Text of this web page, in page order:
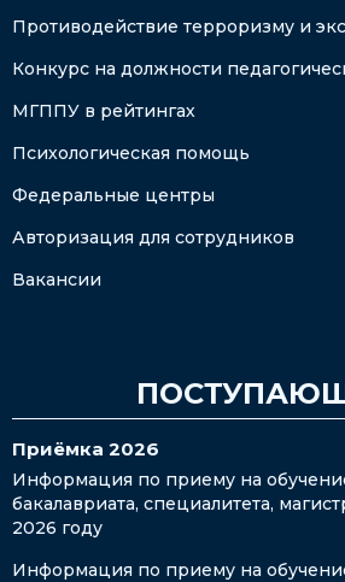
Противодействие терроризму и
Конкурс на должности
МГППУ в рейтингах
Психологическая помощь
Федеральные центры
Авторизация для сотрудников
Вакансии
Приёмка 2026
Информация по приему на
бакалавриата, специалитета,
2026 году
Информация по приему на